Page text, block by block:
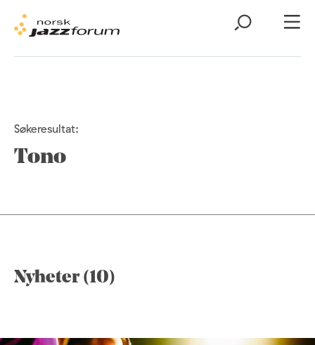
Søkeresultat:
Tono
Nyheter (10)